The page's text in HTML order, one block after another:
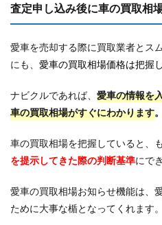
査定申し込み後に車の買取相
愛車を売却する際に買取業者とス
にも、 愛車の買取相場価格は把握
ナビクルであれば、 愛車の情報を
車の買取相場がすぐにわかります。
車の買取相場を把握していると、
を提示してきた際の判断基準にで
愛車の買取相場お知らせ機能は、
ために大事な楯となってくれます。